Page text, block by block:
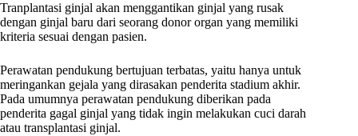
Tranplantasi ginjal akan menggantikan ginjal yang rusak
dengan ginjal baru dari seorang donor organ yang memiliki
kriteria sesuai dengan pasien.
Perawatan pendukung bertujuan terbatas, yaitu hanya untuk
meringankan gejala yang dirasakan penderita stadium akhir.
Pada umumnya perawatan pendukung diberikan pada
penderita gagal ginjal yang tidak ingin melakukan cuci darah
atau transplantasi ginjal.